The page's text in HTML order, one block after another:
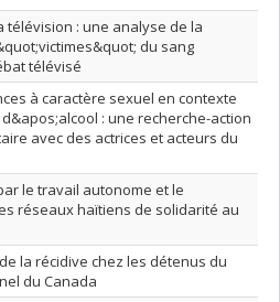
télévision : une analyse de la
du sang
télévisé
à caractère sexuel en contexte
: une recherche-action
avec des actrices et acteurs du
le travail autonome et le
réseaux haïtiens de solidarité au
la récidive chez les détenus du
du Canada